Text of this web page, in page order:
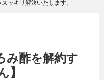
ッキリ解決いたします。
み酢を解約す
】